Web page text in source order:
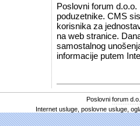
Poslovni forum
poduzetnike. CMS
korisnika za
na web stranice.
samostalnog
informacije putem
Poslovni forum
Internet usluge, poslovne usluge,